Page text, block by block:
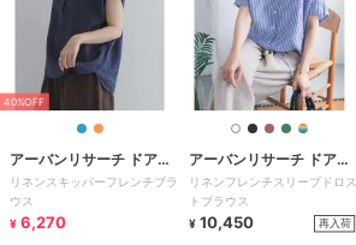
40%OFF
アーバンリサーチ ドアー
ズ
リネンスキッパーフレンチブラ
ウス
¥ 6,270
アーバンリサーチ ドアー
ズ
リネンフレンチスリーブドロス
トブラウス
¥ 10,450 再入荷